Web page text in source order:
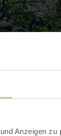
Anzeigen